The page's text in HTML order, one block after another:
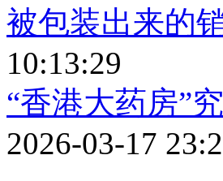
被包装出来的
10:13:29
“香港大药房”
2026-03-17